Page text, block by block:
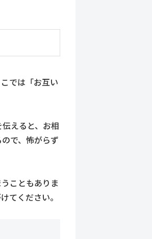
では「お互い
えると、お相
で、怖がらず
こともありま
てください。